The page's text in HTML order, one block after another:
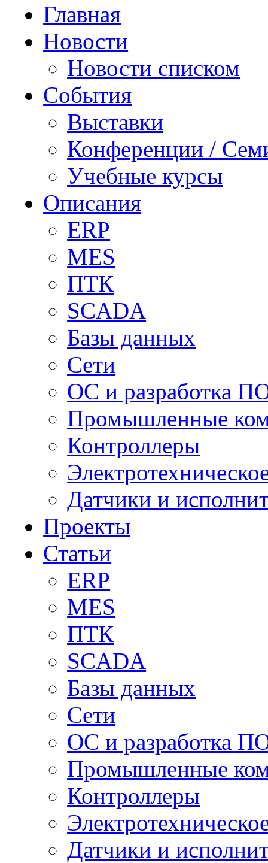
Главная
Новости
Новости списком
События
Выставки
Конференции /
Учебные курсы
Описания
ERP
MES
ПТК
SCADA
Базы данных
Сети
ОС и разработка
Промышленные
Контроллеры
Датчики и
Проекты
Статьи
ERP
MES
ПТК
SCADA
Базы данных
Сети
ОС и разработка
Промышленные
Контроллеры
Датчики и